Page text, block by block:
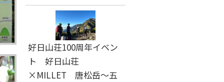
好日山荘100周年イベン
ト 好日山荘
×MILLET 唐松岳～五